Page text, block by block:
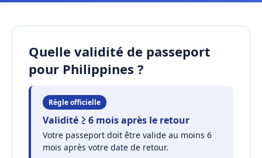
Quelle validité de passeport
pour Philippines ?
Règle officielle
Validité ≥ 6 mois après le retour
Votre passeport doit être valide au moins 6
mois après votre date de retour.